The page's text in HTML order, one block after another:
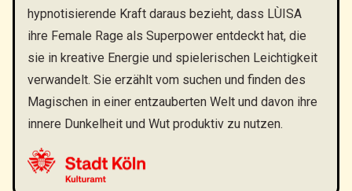
hypnotisierende Kraft daraus bezieht, dass LÙISA
ihre Female Rage als Superpower entdeckt hat, die
sie in kreative Energie und spielerischen Leichtigkeit
verwandelt. Sie erzählt vom suchen und finden des
Magischen in einer entzauberten Welt und davon ihre
innere Dunkelheit und Wut produktiv zu nutzen.